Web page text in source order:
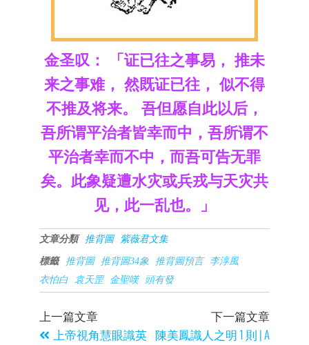
金圣叹： 「证已往之事易， 推未
来之事难， 然既证已往， 似不得
不推及将来。 吾但愿自此以后，
吾所谓平治者皆幸而中，吾所谓不
平治者幸而不中，而吾可告无罪
矣。此象疑遭水灾或兵戎与天灾共
见，此一乱也。」
文章分類 推背圖 紫薇君文集
標籤 推背圖 推背圖34象 推背圖預言
李淳風
衣怕白
袁天罡 金聖嘆 頭有發
上一篇文章
上帝視角慧眼識英
下一篇文章
陳美鳳識人之明 1 則 | A